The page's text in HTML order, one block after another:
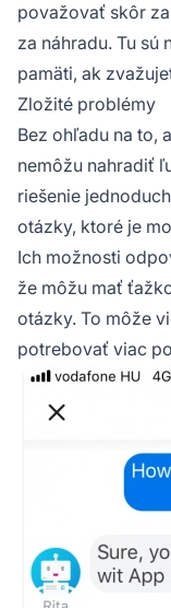
považovať skôr
za náhradu. Tu sú
pamäti, ak
Zložité problémy
Bez ohľadu na to,
nemôžu nahradiť
riešenie
otázky, ktoré je
Ich možnosti
že môžu mať
otázky. To môže
potrebovať viac